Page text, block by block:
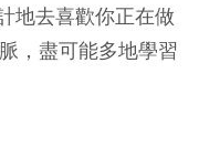
地去喜歡你正在做
，盡可能多地學習